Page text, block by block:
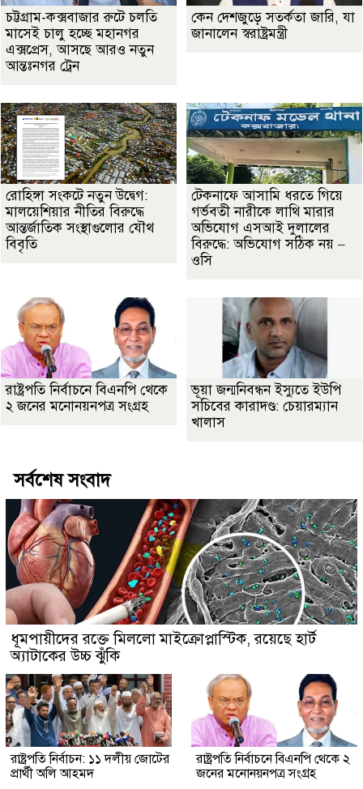
চট্টগ্রাম-কক্সবাজার রুটে চলতি
মাসেই চালু হচ্ছে মহানগর
এক্সপ্রেস, আসছে আরও নতুন
আন্তঃনগর ট্রেন
কেন দেশজুড়ে সতর্কতা জারি, যা
জানালেন স্বরাষ্ট্রমন্ত্রী
রোহিঙ্গা সংকটে নতুন উদ্বেগ:
মালয়েশিয়ার নীতির বিরুদ্ধে
আন্তর্জাতিক সংস্থাগুলোর যৌথ
বিবৃতি
টেকনাফে আসামি ধরতে গিয়ে
গর্ভবতী নারীকে লাথি মারার
অভিযোগ এসআই দুলালের
বিরুদ্ধে: অভিযোগ সঠিক নয় –
ওসি
রাষ্ট্রপতি নির্বাচনে বিএনপি থেকে
২ জনের মনোনয়নপত্র সংগ্রহ
ভূয়া জন্মনিবন্ধন ইস্যুতে ইউপি
সচিবের কারাদণ্ড: চেয়ারম্যান
খালাস
সর্বশেষ সংবাদ
ধূমপায়ীদের রক্তে মিললো মাইক্রোপ্লাস্টিক, রয়েছে হার্ট
অ্যাটাকের উচ্চ ঝুঁকি
রাষ্ট্রপতি নির্বাচন: ১১ দলীয় জোটের
প্রার্থী অলি আহমদ
রাষ্ট্রপতি নির্বাচনে বিএনপি থেকে ২
জনের মনোনয়নপত্র সংগ্রহ